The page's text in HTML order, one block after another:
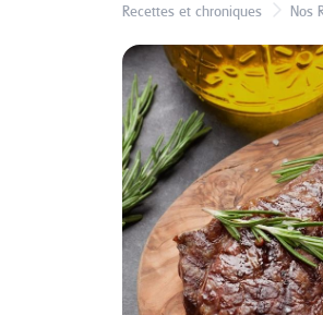
Recettes et chroniques Nos